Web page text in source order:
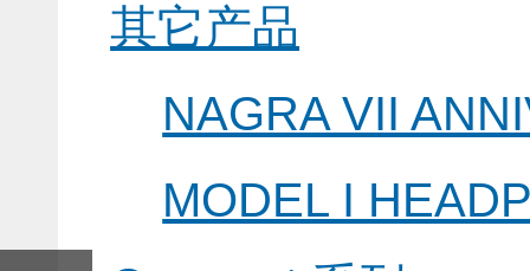
其它产品
NAGRA VII
MODEL I